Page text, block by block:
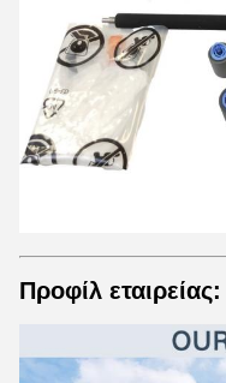
Προφίλ εταιρείας: